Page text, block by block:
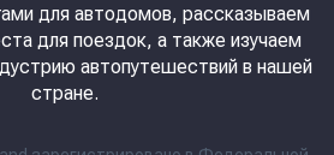
для автодомов, рассказываем
для поездок, а также изучаем
автопутешествий в нашей
стране.